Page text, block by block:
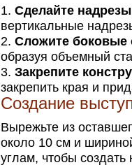
Сделайте
вертикальные
Сложите боковые
образуя объемный
Закрепите
закрепить края и
Создание
Вырежьте из
около 10 см и
углам, чтобы